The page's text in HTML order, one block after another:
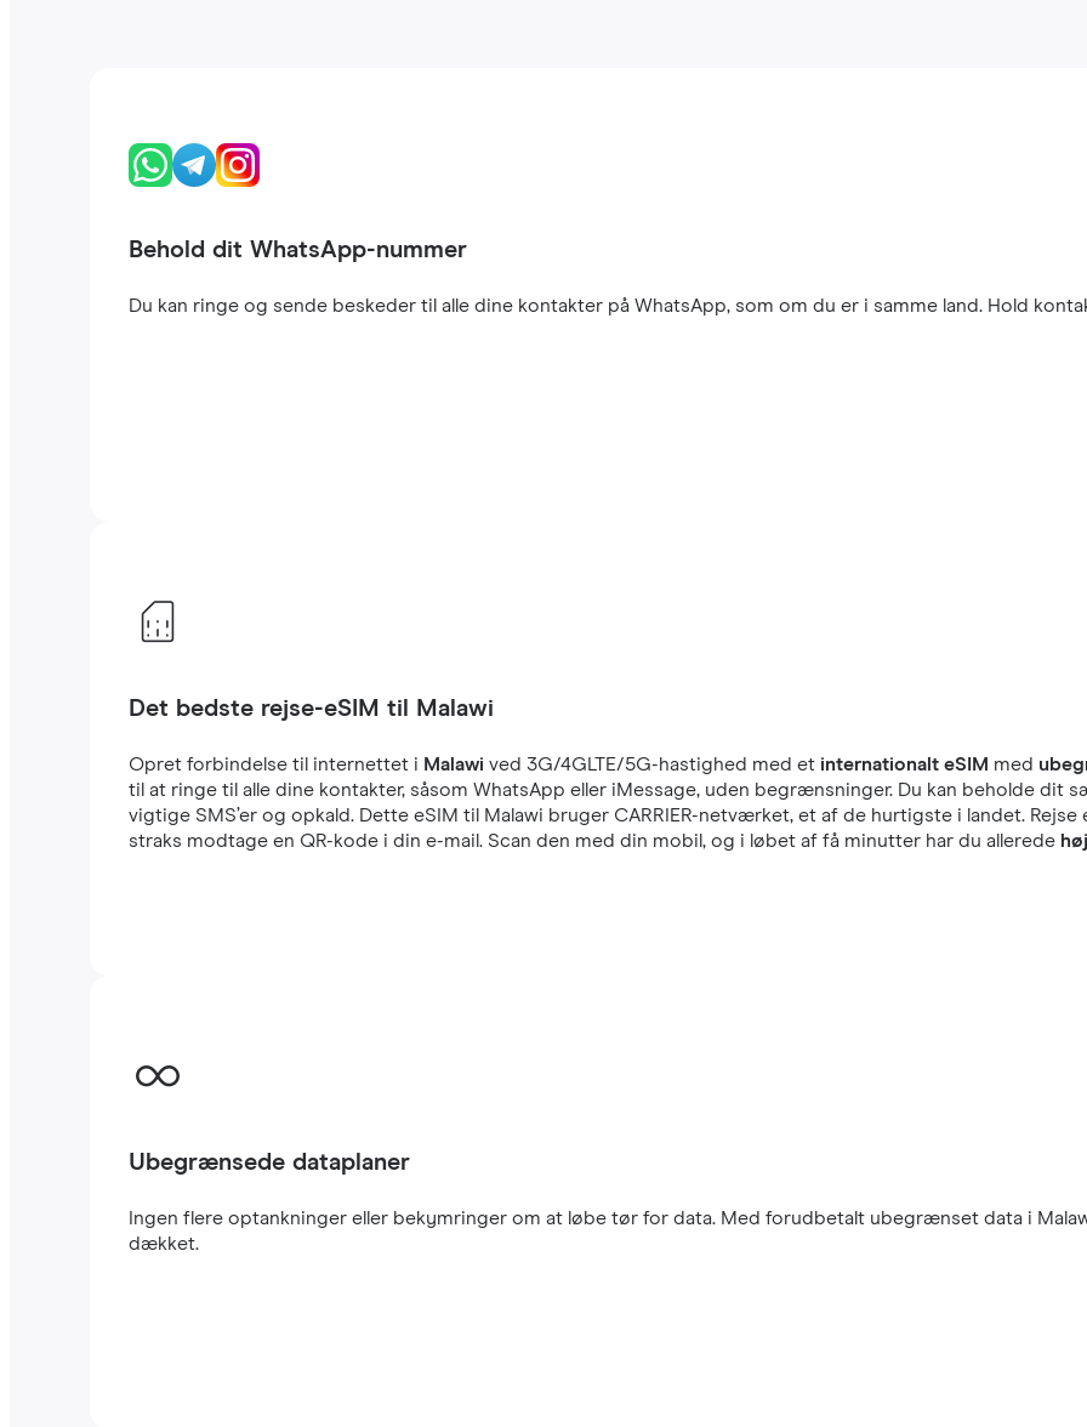
Behold dit WhatsApp-nummer
Du kan ringe og sende beskeder til alle dine kontakter på WhatsApp, som om du er i samme land. Hold
Det bedste rejse-eSIM til Malawi
Opret forbindelse til internettet i Malawi ved 3G/4GLTE/5G-hastighed med et internationalt eSIM med
til at ringe til alle dine kontakter, såsom WhatsApp eller iMessage, uden begrænsninger. Du kan beholde dit
vigtige SMS’er og opkald. Dette eSIM til Malawi bruger CARRIER-netværket, et af de hurtigste i landet. Rejse
straks modtage en QR-kode i din e-mail. Scan den med din mobil, og i løbet af få minutter har du allerede
Ubegrænsede dataplaner
Ingen flere optankninger eller bekymringer om at løbe tør for data. Med forudbetalt ubegrænset data i
dækket.